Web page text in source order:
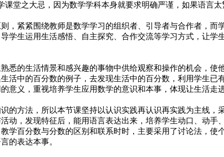
堂之大忌，因为数学学科本身就要求明确严谨，如果语言太
紧紧围绕教师是数学学习的组织者、引导者与合作者，而
学生运用生活感悟、自主探究、合作交流等学习方式，让学
的生活情景和感兴趣的事物中供给观察和操作的机会，使
活中的百分数的例子，去发现生活中的百分数，利用学生已
义，重视培养学生应用数学的意识和本事，体现让生活走
方法，所以本节课坚持以认识实践再认识再实践为主线，
，发现特征后，能用语言表达出来，培养学生动口、动手
学百分数与分数的区别和联系时时，主要采用了讨论法，使
的表达本事。